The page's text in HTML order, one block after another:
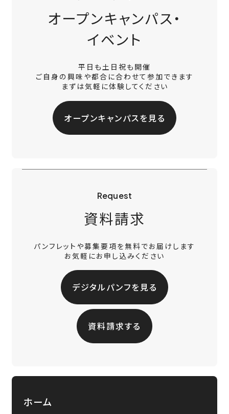
オープンキャンパス・
イベント
平日も土日祝も開催
ご自身の興味や都合に合わせて参加できます
まずは気軽に体験してください
オープンキャンパスを見る
Request
資料請求
パンフレットや募集要項を無料でお届けします
お気軽にお申し込みください
デジタルパンフを見る
資料請求する
ホーム